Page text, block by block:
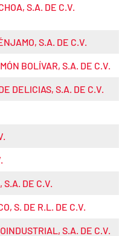
S.A. DE C.V.
S.A. DE C.V.
BOLÍVAR, S.A. DE C.V.
DELICIAS, S.A. DE C.V.
DE C.V.
S. DE R.L. DE C.V.
S.A. DE C.V.